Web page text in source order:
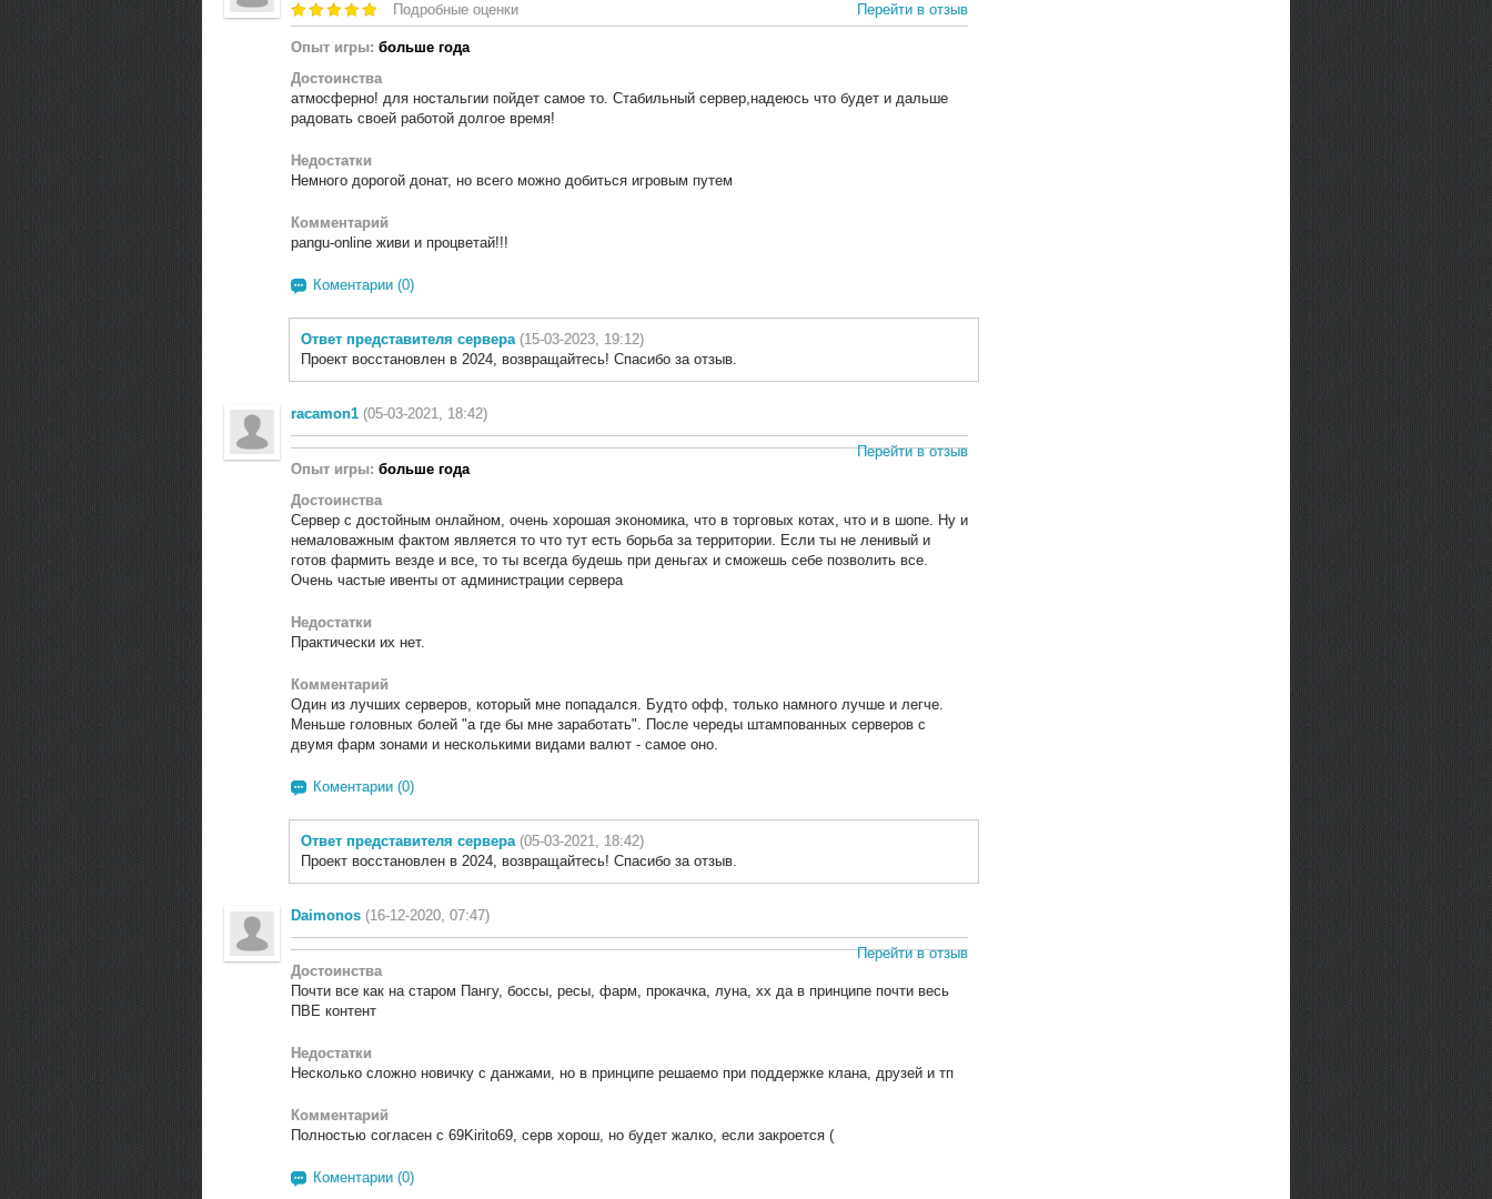
Подробные оценки Перейти в отзыв
Опыт игры: больше года
Достоинства
атмосферно! для ностальгии пойдет самое то. Стабильный сервер,надеюсь что будет и дальше
радовать своей работой долгое время!
Недостатки
Немного дорогой донат, но всего можно добиться игровым путем
Комментарий
pangu-online живи и процветай!!!
Коментарии (0)
Ответ представителя сервера (15-03-2023, 19:12)
Проект восстановлен в 2024, возвращайтесь! Спасибо за отзыв.
racamon1 (05-03-2021, 18:42)
Перейти в отзыв
Опыт игры: больше года
Достоинства
Сервер с достойным онлайном, очень хорошая экономика, что в торговых котах, что и в шопе. Ну и
немаловажным фактом является то что тут есть борьба за территории. Если ты не ленивый и
готов фармить везде и все, то ты всегда будешь при деньгах и сможешь себе позволить все.
Очень частые ивенты от администрации сервера
Недостатки
Практически их нет.
Комментарий
Один из лучших серверов, который мне попадался. Будто офф, только намного лучше и легче.
Меньше головных болей "а где бы мне заработать". После череды штампованных серверов с
двумя фарм зонами и несколькими видами валют - самое оно.
Коментарии (0)
Ответ представителя сервера (05-03-2021, 18:42)
Проект восстановлен в 2024, возвращайтесь! Спасибо за отзыв.
Daimonos (16-12-2020, 07:47)
Перейти в отзыв
Достоинства
Почти все как на старом Пангу, боссы, ресы, фарм, прокачка, луна, хх да в принципе почти весь
ПВЕ контент
Недостатки
Несколько сложно новичку с данжами, но в принципе решаемо при поддержке клана, друзей и тп
Комментарий
Полностью согласен с 69Kirito69, серв хорош, но будет жалко, если закроется (
Коментарии (0)